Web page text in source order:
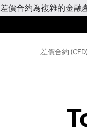
差價合約為複雜的金融
差價合約